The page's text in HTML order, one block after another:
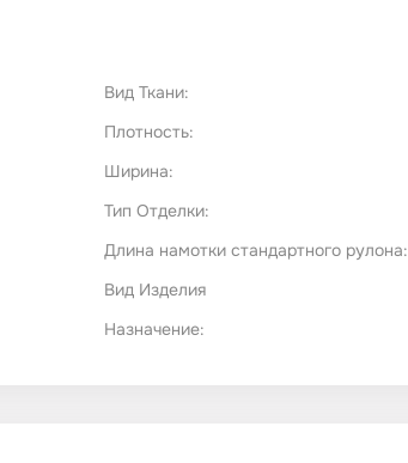
Вид Ткани:
Плотность:
Ширина:
Тип Отделки:
Длина намотки стандартного рулона:
Вид Изделия
Назначение: